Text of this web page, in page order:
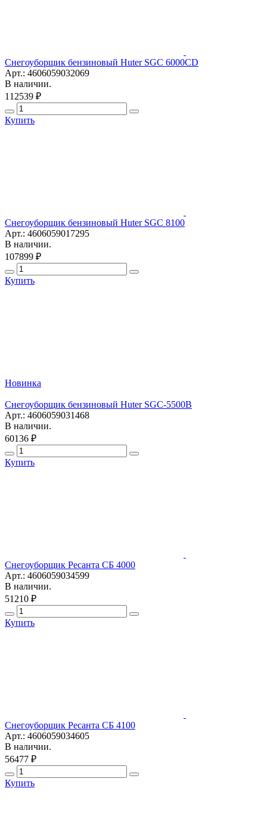
Снегоуборщик бензиновый Huter SGC 6000CD
Арт.: 4606059032069
В наличии.
112539 ₽
Купить
Снегоуборщик бензиновый Huter SGC 8100
Арт.: 4606059017295
В наличии.
107899 ₽
Купить
Новинка
Снегоуборщик бензиновый Huter SGC-5500B
Арт.: 4606059031468
В наличии.
60136 ₽
Купить
Снегоуборщик Ресанта СБ 4000
Арт.: 4606059034599
В наличии.
51210 ₽
Купить
Снегоуборщик Ресанта СБ 4100
Арт.: 4606059034605
В наличии.
56477 ₽
Купить